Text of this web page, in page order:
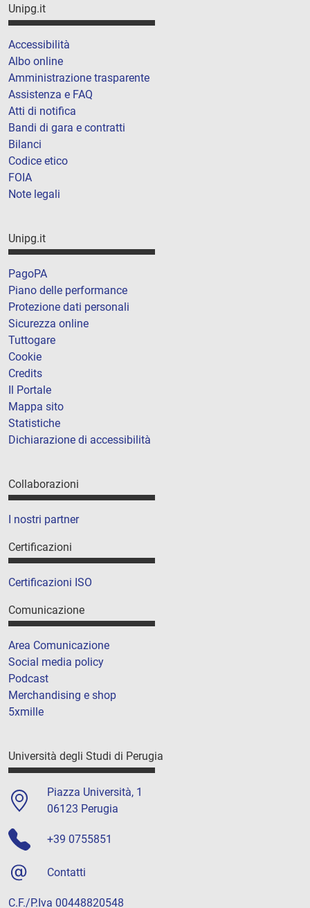
Unipg.it
Accessibilità
Albo online
Amministrazione trasparente
Assistenza e FAQ
Atti di notifica
Bandi di gara e contratti
Bilanci
Codice etico
FOIA
Note legali
Unipg.it
PagoPA
Piano delle performance
Protezione dati personali
Sicurezza online
Tuttogare
Cookie
Credits
Il Portale
Mappa sito
Statistiche
Dichiarazione di accessibilità
Collaborazioni
I nostri partner
Certificazioni
Certificazioni ISO
Comunicazione
Area Comunicazione
Social media policy
Podcast
Merchandising e shop
5xmille
Università degli Studi di Perugia
Piazza Università, 1
06123 Perugia
+39 0755851
Contatti
C.F./P.Iva 00448820548